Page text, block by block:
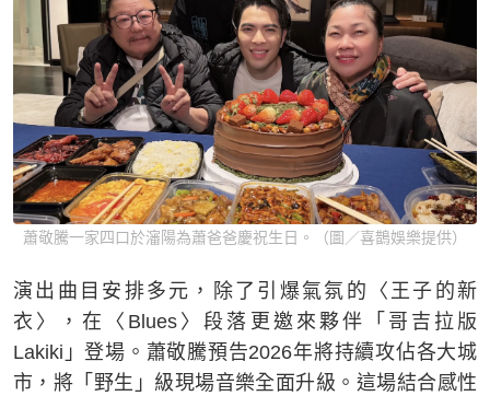
蕭敬騰一家四口於瀋陽為蕭爸爸慶祝生日。（圖／喜鵲娛樂提供）
演出曲目安排多元，除了引爆氣氛的〈王子的新
衣〉，在〈Blues〉段落更邀來夥伴「哥吉拉版
Lakiki」登場。蕭敬騰預告2026年將持續攻佔各大城
市，將「野生」級現場音樂全面升級。這場結合感性